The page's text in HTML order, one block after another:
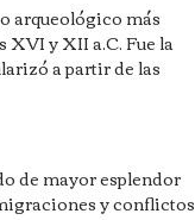
arqueológico más
XVI y XII a.C. Fue la
a partir de las
de mayor esplendor
y conflictos